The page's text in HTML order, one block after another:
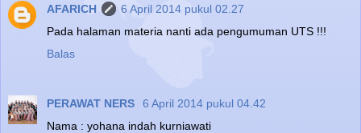
AFARICH
6 April 2014 pukul 02.27
Pada halaman materia nanti ada pengumuman UTS !!!
Balas
PERAWAT NERS
6 April 2014 pukul 04.42
Nama : yohana indah kurniawati